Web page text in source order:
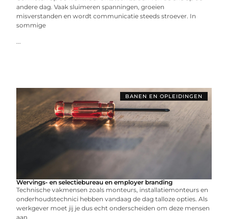
andere dag. Vaak sluimeren spanningen, groeien
misverstanden en wordt communicatie steeds stroever. In
sommige
...
BANEN EN OPLEIDINGEN
Wervings- en selectiebureau en employer branding
Technische vakmensen zoals monteurs, installatiemonteurs en
onderhoudstechnici hebben vandaag de dag talloze opties. Als
werkgever moet jij je dus echt onderscheiden om deze mensen
aan